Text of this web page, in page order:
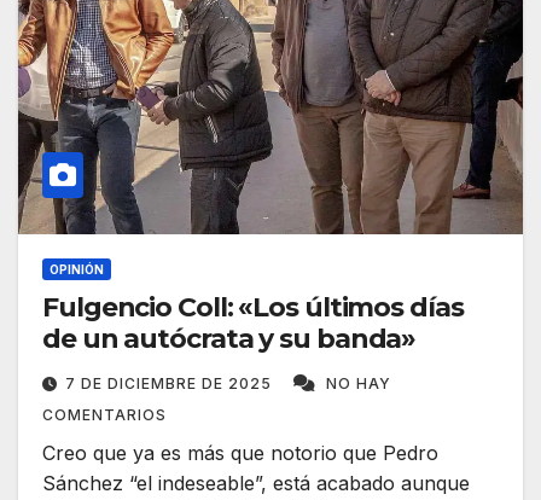
OPINIÓN
Fulgencio Coll: «Los últimos días
de un autócrata y su banda»
7 DE DICIEMBRE DE 2025
NO HAY
COMENTARIOS
Creo que ya es más que notorio que Pedro
Sánchez “el indeseable”, está acabado aunque